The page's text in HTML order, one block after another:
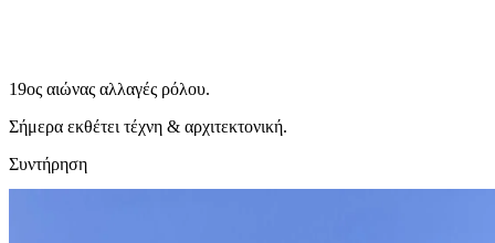
19ος αιώνας αλλαγές ρόλου.
Σήμερα εκθέτει τέχνη & αρχιτεκτονική.
Συντήρηση